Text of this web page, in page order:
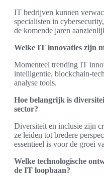
IT bedrijven kunnen
specialisten in
de komende jaren
Welke IT innovaties zijn
Momenteel trending IT
intelligentie, blockchain-
analyse tools.
Hoe belangrijk is
sector?
Diversiteit en inclusie zijn
ze leiden tot bredere
essentieel is voor de groei
Welke technologische
de IT loopbaan?